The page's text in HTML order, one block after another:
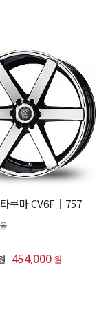
쿠마 CV6F│757
454,000 원